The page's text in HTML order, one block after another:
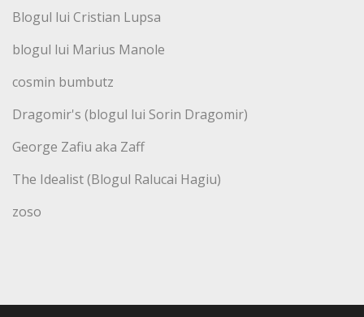
Blogul lui Cristian Lupsa
blogul lui Marius Manole
cosmin bumbutz
Dragomir's (blogul lui Sorin Dragomir)
George Zafiu aka Zaff
The Idealist (Blogul Ralucai Hagiu)
zoso